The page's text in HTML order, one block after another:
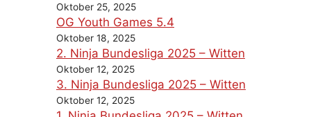
Oktober 25, 2025
OG Youth Games 5.4
Oktober 18, 2025
2. Ninja Bundesliga 2025 – Witten
Oktober 12, 2025
3. Ninja Bundesliga 2025 – Witten
Oktober 12, 2025